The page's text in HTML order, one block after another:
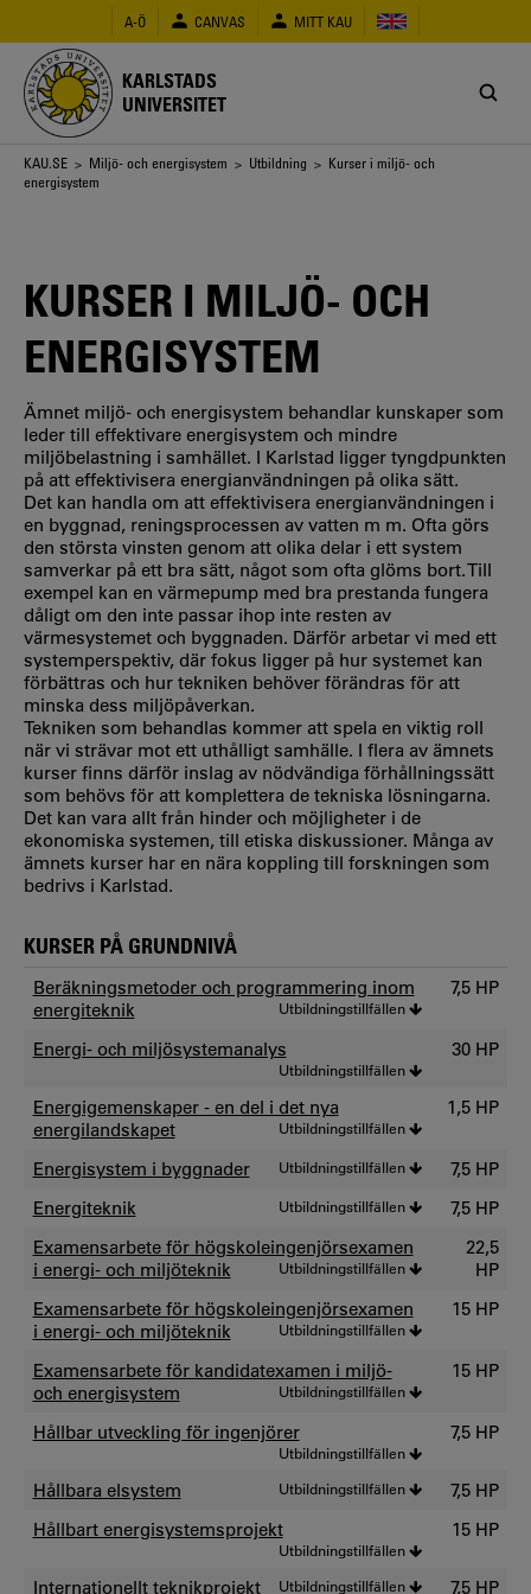
huvudinnehåll
A-Ö CANVAS MITT KAU
KARLSTADS
UNIVERSITET
Länkstig
KAU.SE > Miljö- och energisystem > Utbildning > Kurser i miljö- och
energisystem
KURSER I MILJÖ- OCH
ENERGISYSTEM
Ämnet miljö- och energisystem behandlar kunskaper som
leder till effektivare energisystem och mindre
miljöbelastning i samhället. I Karlstad ligger tyngdpunkten
på att effektivisera energianvändningen på olika sätt.
Det kan handla om att effektivisera energianvändningen i
en byggnad, reningsprocessen av vatten m m. Ofta görs
den största vinsten genom att olika delar i ett system
samverkar på ett bra sätt, något som ofta glöms bort. Till
exempel kan en värmepump med bra prestanda fungera
dåligt om den inte passar ihop inte resten av
värmesystemet och byggnaden. Därför arbetar vi med ett
systemperspektiv, där fokus ligger på hur systemet kan
förbättras och hur tekniken behöver förändras för att
minska dess miljöpåverkan.
Tekniken som behandlas kommer att spela en viktig roll
när vi strävar mot ett uthålligt samhälle. I flera av ämnets
kurser finns därför inslag av nödvändiga förhållningssätt
som behövs för att komplettera de tekniska lösningarna.
Det kan vara allt från hinder och möjligheter i de
ekonomiska systemen, till etiska diskussioner. Många av
ämnets kurser har en nära koppling till forskningen som
bedrivs i Karlstad.
KURSER PÅ GRUNDNIVÅ
Beräkningsmetoder och programmering inom
energiteknik
Utbildningstillfällen
7,5 HP
Energi- och miljösystemanalys
Utbildningstillfällen
30 HP
Energigemenskaper - en del i det nya
energilandskapet
Utbildningstillfällen
1,5 HP
Energisystem i byggnader Utbildningstillfällen
7,5 HP
Energiteknik
Utbildningstillfällen
7,5 HP
Examensarbete för högskoleingenjörsexamen
i energi- och miljöteknik
Utbildningstillfällen
22,5
HP
Examensarbete för högskoleingenjörsexamen
i energi- och miljöteknik
Utbildningstillfällen
15 HP
Examensarbete för kandidatexamen i miljö-
och energisystem
Utbildningstillfällen
15 HP
Hållbar utveckling för ingenjörer
Utbildningstillfällen
7,5 HP
Hållbara elsystem Utbildningstillfällen
7,5 HP
Hållbart energisystemsprojekt
Utbildningstillfällen
15 HP
Internationellt teknikprojekt Utbildningstillfällen
7,5 HP